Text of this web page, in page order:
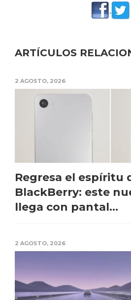
ARTÍCULOS
2 AGOSTO, 2026
Regresa el espíritu
BlackBerry: este
llega con pantal...
2 AGOSTO, 2026